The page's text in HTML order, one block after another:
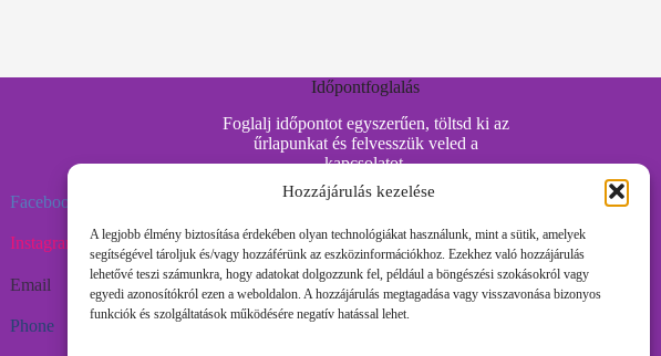
Hozzájárulás kezelése
A legjobb élmény biztosítása érdekében olyan technológiákat használunk, mint a sütik, amelyek
segítségével tároljuk és/vagy hozzáférünk az eszközinformációkhoz. Ezekhez való hozzájárulás
lehetővé teszi számunkra, hogy adatokat dolgozzunk fel, például a böngészési szokásokról vagy
egyedi azonosítókról ezen a weboldalon. A hozzájárulás megtagadása vagy visszavonása bizonyos
funkciók és szolgáltatások működésére negatív hatással lehet.
Facebook
Instagram
Email
Phone
Időpontfoglalás
Foglalj időpontot egyszerűen, töltsd ki az
űrlapunkat és felvesszük veled a
kapcsolatot.
Időpontot Foglalok!
Foglalj időpontot egyszerűen, töltsd ki az